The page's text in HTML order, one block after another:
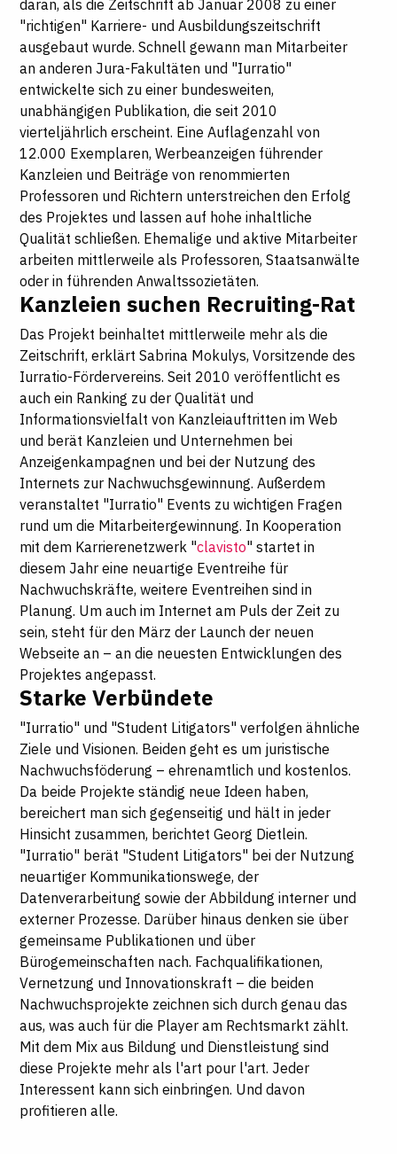
daran, als die Zeitschrift ab Januar 2008 zu einer
"richtigen" Karriere- und Ausbildungszeitschrift
ausgebaut wurde. Schnell gewann man Mitarbeiter
an anderen Jura-Fakultäten und "Iurratio"
entwickelte sich zu einer bundesweiten,
unabhängigen Publikation, die seit 2010
vierteljährlich erscheint. Eine Auflagenzahl von
12.000 Exemplaren, Werbeanzeigen führender
Kanzleien und Beiträge von renommierten
Professoren und Richtern unterstreichen den Erfolg
des Projektes und lassen auf hohe inhaltliche
Qualität schließen. Ehemalige und aktive Mitarbeiter
arbeiten mittlerweile als Professoren, Staatsanwälte
oder in führenden Anwaltssozietäten.
Kanzleien suchen Recruiting-Rat
Das Projekt beinhaltet mittlerweile mehr als die
Zeitschrift, erklärt Sabrina Mokulys, Vorsitzende des
Iurratio-Fördervereins. Seit 2010 veröffentlicht es
auch ein Ranking zu der Qualität und
Informationsvielfalt von Kanzleiauftritten im Web
und berät Kanzleien und Unternehmen bei
Anzeigenkampagnen und bei der Nutzung des
Internets zur Nachwuchsgewinnung. Außerdem
veranstaltet "Iurratio" Events zu wichtigen Fragen
rund um die Mitarbeitergewinnung. In Kooperation
mit dem Karrierenetzwerk "clavisto" startet in
diesem Jahr eine neuartige Eventreihe für
Nachwuchskräfte, weitere Eventreihen sind in
Planung. Um auch im Internet am Puls der Zeit zu
sein, steht für den März der Launch der neuen
Webseite an – an die neuesten Entwicklungen des
Projektes angepasst.
Starke Verbündete
"Iurratio" und "Student Litigators" verfolgen ähnliche
Ziele und Visionen. Beiden geht es um juristische
Nachwuchsföderung – ehrenamtlich und kostenlos.
Da beide Projekte ständig neue Ideen haben,
bereichert man sich gegenseitig und hält in jeder
Hinsicht zusammen, berichtet Georg Dietlein.
"Iurratio" berät "Student Litigators" bei der Nutzung
neuartiger Kommunikationswege, der
Datenverarbeitung sowie der Abbildung interner und
externer Prozesse. Darüber hinaus denken sie über
gemeinsame Publikationen und über
Bürogemeinschaften nach. Fachqualifikationen,
Vernetzung und Innovationskraft – die beiden
Nachwuchsprojekte zeichnen sich durch genau das
aus, was auch für die Player am Rechtsmarkt zählt.
Mit dem Mix aus Bildung und Dienstleistung sind
diese Projekte mehr als l'art pour l'art. Jeder
Interessent kann sich einbringen. Und davon
profitieren alle.